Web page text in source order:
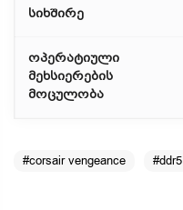
სიხშირე
ოპერატიული
მეხსიერების
მოცულობა
#corsair vengeance #ddr5